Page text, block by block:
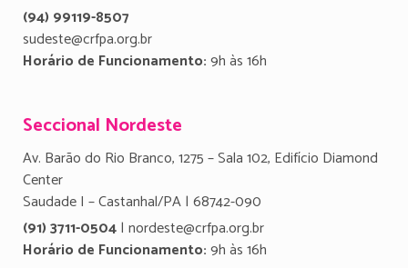
(94) 99119-8507
sudeste@crfpa.org.br
Horário de Funcionamento:9h às 16h
Seccional Nordeste
Av. Barão do Rio Branco, 1275 – Sala 102, Edifício Diamond
Center
Saudade I – Castanhal/PA | 68742-090
(91) 3711-0504| nordeste@crfpa.org.br
Horário de Funcionamento:9h às 16h